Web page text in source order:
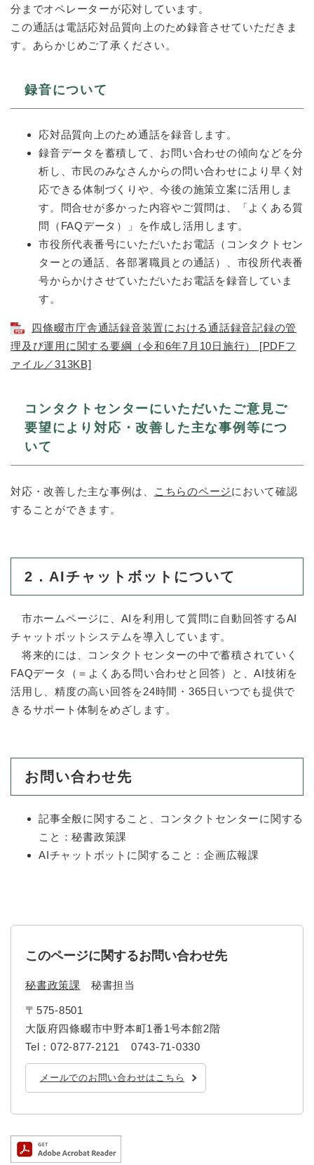
分までオペレーターが応対しています。
この通話は電話応対品質向上のため録音させていただきま
す。あらかじめご了承ください。
録音について
応対品質向上のため通話を録音します。
録音データを蓄積して、お問い合わせの傾向などを分
析し、市民のみなさんからの問い合わせにより早く対
応できる体制づくりや、今後の施策立案に活用しま
す。問合せが多かった内容やご質問は、「よくある質
問（FAQデータ）」を作成し活用します。
市役所代表番号にいただいたお電話（コンタクトセン
ターとの通話、各部署職員との通話）、市役所代表番
号からかけさせていただいたお電話を録音していま
す。
四條畷市庁舎通話録音装置における通話録音記録の管
理及び運用に関する要綱（令和6年7月10日施行） [PDFフ
ァイル／313KB]
コンタクトセンターにいただいたご意見ご
要望により対応・改善した主な事例等につ
いて
対応・改善した主な事例は、 こちらのページにおいて確認
することができます。
2．AIチャットボットについて
市ホームページに、AIを利用して質問に自動回答するAI
チャットボットシステムを導入しています。
将来的には、コンタクトセンターの中で蓄積されていく
FAQデータ（＝よくある問い合わせと回答）と、AI技術を
活用し、精度の高い回答を24時間・365日いつでも提供で
きるサポート体制をめざします。
お問い合わせ先
記事全般に関すること、コンタクトセンターに関する
こと：秘書政策課
AIチャットボットに関すること：企画広報課
このページに関するお問い合わせ先
秘書政策課 秘書担当
〒575-8501
大阪府四條畷市中野本町1番1号本館2階
Tel：072-877-2121 0743-71-0330
メールでのお問い合わせはこちら